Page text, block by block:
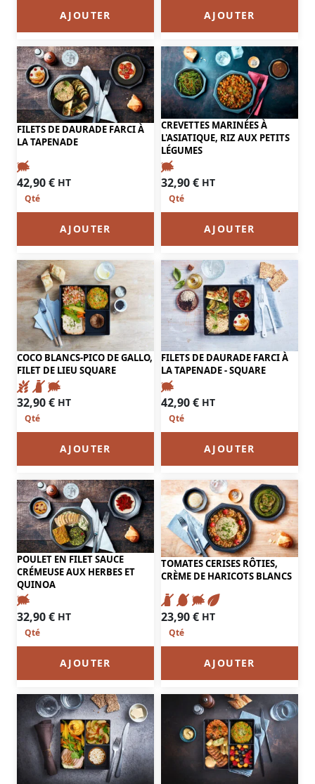
AJOUTER AJOUTER
FILETS DE DAURADE FARCI À
LA TAPENADE
42,90€ HT
AJOUTER
CREVETTES MARINÉES À
L'ASIATIQUE, RIZ AUX PETITS
LÉGUMES
32,90€ HT
AJOUTER
COCO BLANCS-PICO DE GALLO,
FILET DE LIEU SQUARE
32,90€ HT
AJOUTER
FILETS DE DAURADE FARCI À
LA TAPENADE - SQUARE
42,90€ HT
AJOUTER
POULET EN FILET SAUCE
CRÉMEUSE AUX HERBES ET
QUINOA
32,90€ HT
AJOUTER
TOMATES CERISES RÔTIES,
CRÈME DE HARICOTS BLANCS
23,90€ HT
AJOUTER